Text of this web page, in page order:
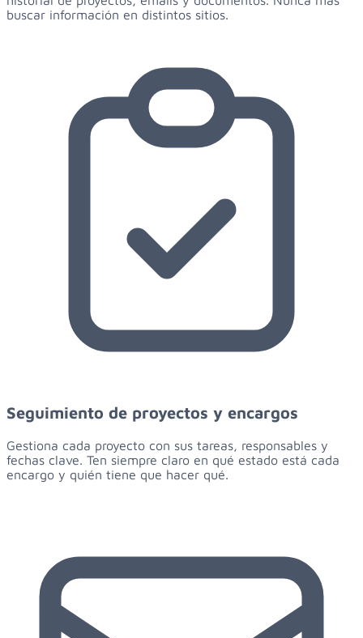
buscar información en distintos sitios.
Seguimiento de proyectos y encargos
Gestiona cada proyecto con sus tareas, responsables y
fechas clave. Ten siempre claro en qué estado está cada
encargo y quién tiene que hacer qué.